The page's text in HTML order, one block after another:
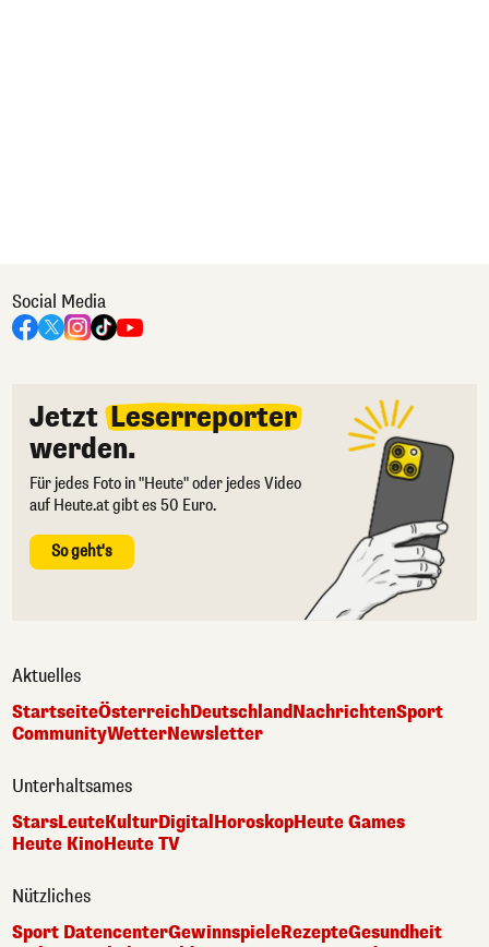
Social Media
Jetzt Leserreporter
werden.
Für jedes Foto in "Heute" oder jedes Video
auf Heute.at gibt es 50 Euro.
So geht's
Aktuelles
StartseiteÖsterreichDeutschlandNachrichtenSport
CommunityWetterNewsletter
Unterhaltsames
StarsLeuteKulturDigital HoroskopHeute Games
Heute KinoHeute TV
Nützliches
Sport DatencenterGewinnspieleRezepteGesundheit